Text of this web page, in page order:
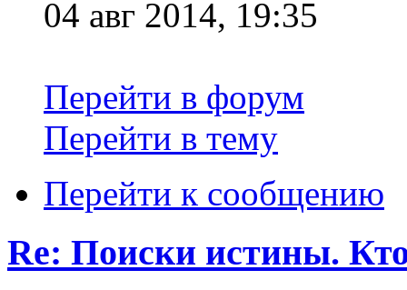
04 авг 2014, 19:35
Перейти в форум
Перейти в тему
Перейти к сообщению
Re: Поиски истины.